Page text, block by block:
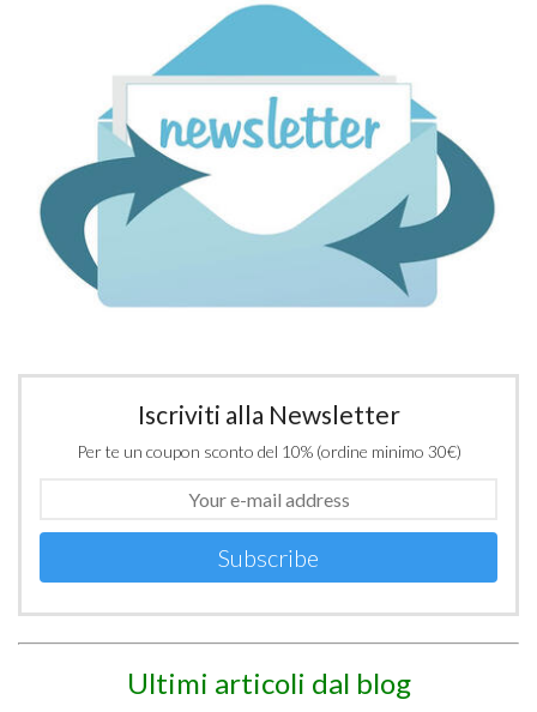
Iscriviti alla Newsletter
Per te un coupon sconto del 10% (ordine minimo 30€)
Subscribe
Ultimi articoli dal blog